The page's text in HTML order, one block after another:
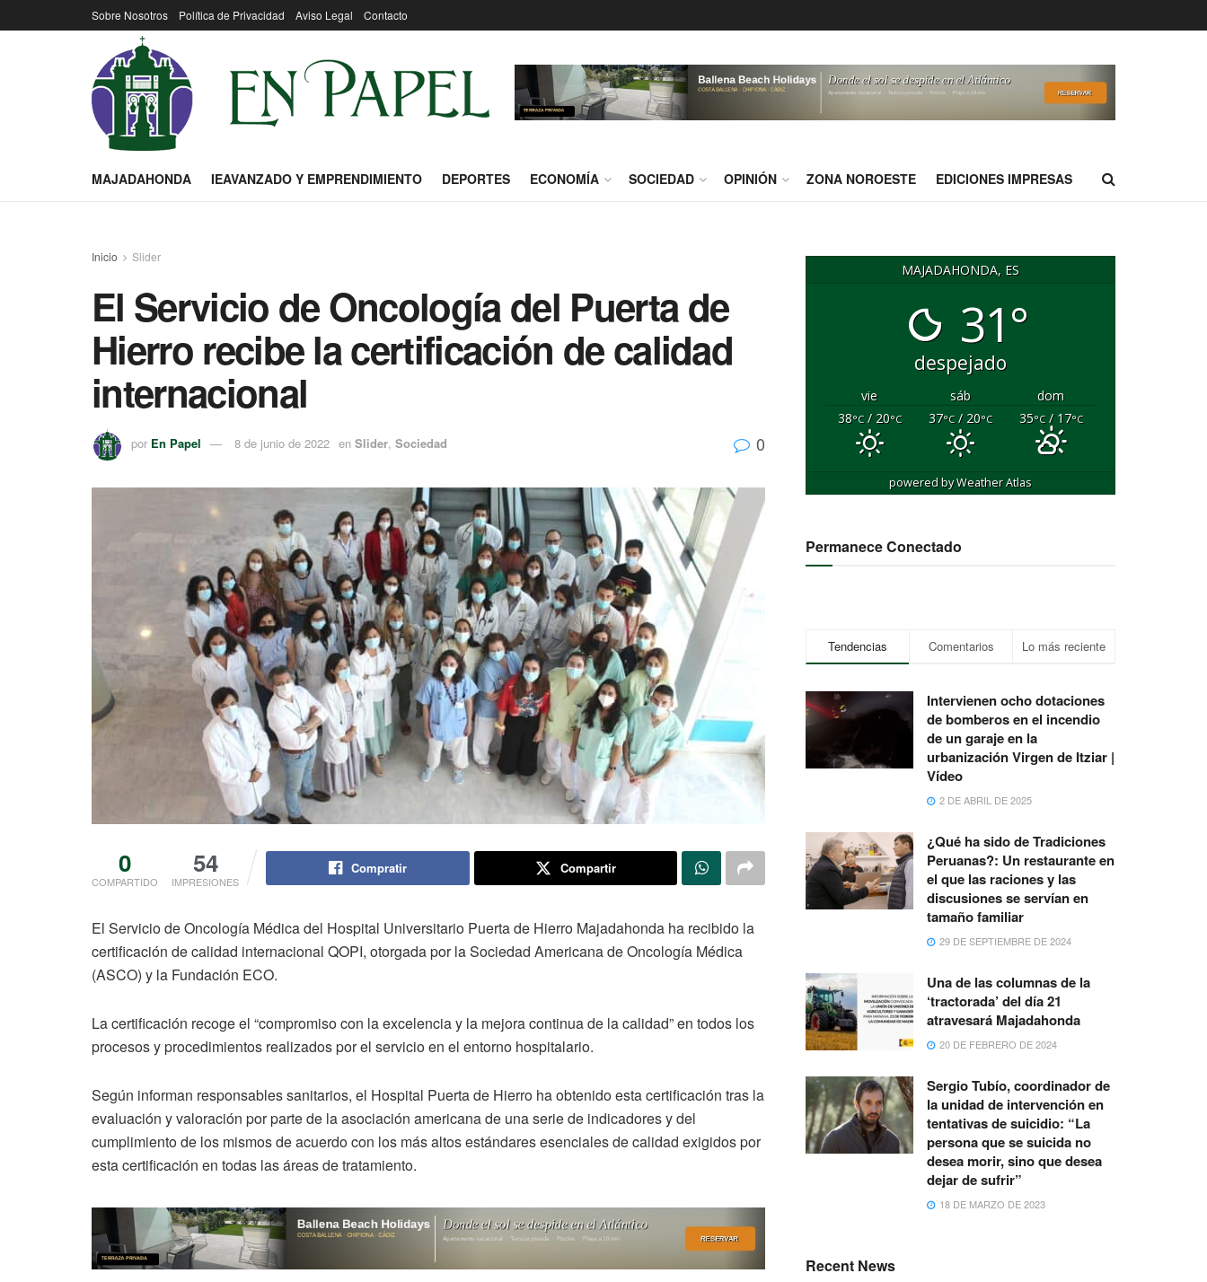
Sobre Nosotros Política de Privacidad Aviso Legal Contacto
MAJADAHONDA IEAVANZADO Y EMPRENDIMIENTO DEPORTES ECONOMÍA SOCIEDAD OPINIÓN ZONA NOROESTE EDICIONES IMPRESAS
Inicio Slider
El Servicio de Oncología del Puerta de
Hierro recibe la certificación de calidad
internacional
por En Papel 8 de junio de 2022 en Slider, Sociedad 0
0
COMPARTIDO
54
IMPRESIONES
Compratir Compartir
El Servicio de Oncología Médica del Hospital Universitario Puerta de Hierro Majadahonda ha recibido la
certificación de calidad internacional QOPI, otorgada por la Sociedad Americana de Oncología Médica
(ASCO) y la Fundación ECO.
La certificación recoge el “compromiso con la excelencia y la mejora continua de la calidad” en todos los
procesos y procedimientos realizados por el servicio en el entorno hospitalario.
Según informan responsables sanitarios, el Hospital Puerta de Hierro ha obtenido esta certificación tras la
evaluación y valoración por parte de la asociación americana de una serie de indicadores y del
cumplimiento de los mismos de acuerdo con los más altos estándares esenciales de calidad exigidos por
esta certificación en todas las áreas de tratamiento.
MAJADAHONDA, ES
31°
despejado
vie sáb
dom
38°C/ 20°C 37°C/ 20°C 35°C/ 17°C
powered byWeather Atlas
Permanece Conectado
Tendencias Comentarios Lo más reciente
Intervienen ocho dotaciones
de bomberos en el incendio
de un garaje en la
urbanización Virgen de Itziar |
Vídeo
2 DE ABRIL DE 2025
¿Qué ha sido de Tradiciones
Peruanas?: Un restaurante en
el que las raciones y las
discusiones se servían en
tamaño familiar
29 DE SEPTIEMBRE DE 2024
Una de las columnas de la
‘tractorada’ del día 21
atravesará Majadahonda
20 DE FEBRERO DE 2024
Sergio Tubío, coordinador de
la unidad de intervención en
tentativas de suicidio: “La
persona que se suicida no
desea morir, sino que desea
dejar de sufrir”
18 DE MARZO DE 2023
Recent News